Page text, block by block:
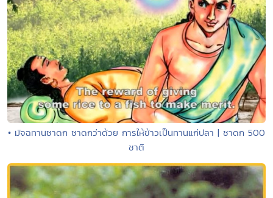
• มัจฉทานชาดก ชาดกว่าด้วย การให้ข้าวเป็นทานแก่ปลา | ชาดก 500
ชาติ